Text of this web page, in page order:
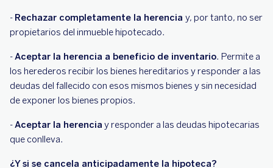
- Rechazar completamente la herencia y, por tanto, no ser
propietarios del inmueble hipotecado.
-Aceptar la herencia a beneficio de inventario. Permite a
los herederos recibir los bienes hereditarios y responder a las
deudas del fallecido con esos mismos bienes y sin necesidad
de exponer los bienes propios.
-Aceptar la herencia y responder a las deudas hipotecarias
que conlleva.
¿Y si se cancela anticipadamente la hipoteca?